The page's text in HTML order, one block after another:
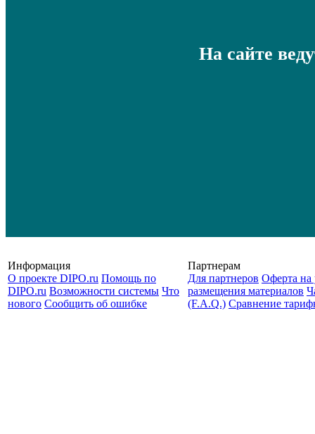
На сайте
Информация
О проекте DIPO.ru Помощь по
DIPO.ru Возможности системы Что
нового Сообщить об ошибке
Партнерам
Для партнеров Оферта на
размещения материалов
(F.A.Q.) Cравнение